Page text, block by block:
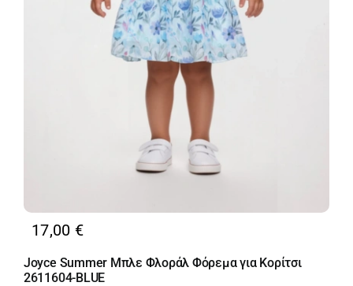
17,00 €
Joyce Summer Μπλε Φλοράλ Φόρεμα για Κορίτσι
2611604-BLUE